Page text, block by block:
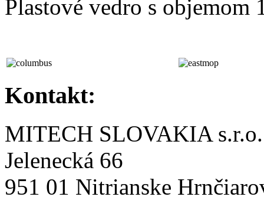
Plastové vedro s
Kontakt:
MITECH SLOVAKIA s.r.o.
Jelenecká 66
951 01 Nitrianske